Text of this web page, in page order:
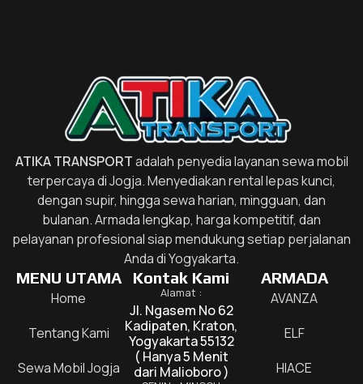
ATIKA TRANSPORTadalah penyedia layanan sewa mobil
terpercaya di Jogja. Menyediakan rental lepas kunci,
dengan supir, hingga sewa harian, mingguan, dan
bulanan. Armada lengkap, harga kompetitif, dan
pelayanan profesional siap mendukung setiap perjalanan
Anda di Yogyakarta.
MENU UTAMA
Home
Tentang Kami
Sewa Mobil Jogja
Kontak Kami
Alamat :
Jl. Ngasem No 62
Kadipaten, Kraton,
Yogyakarta 55132
( Hanya 5 Menit
dari Malioboro )
ARMADA
AVANZA
ELF
HIACE